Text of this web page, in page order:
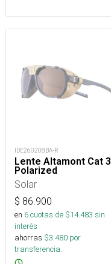
IDE260208BA-R
Lente Altamont Cat 3
Polarized
Solar
$ 86.900
en 6cuotas de $14.483 sin
interés
ahorras $3.480 por
transferencia.